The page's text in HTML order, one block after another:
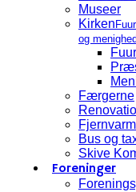
Museer
Kirken
og
Færgerne
Bus og
Skive
Foreninger